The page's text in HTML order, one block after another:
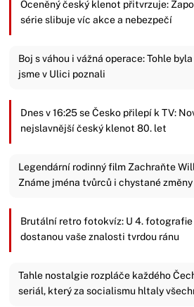
Oceněný český klenot přitvrzuje:
série slibuje víc akce a nebezpečí
Boj s váhou i vážná operace: Tohle
jsme v Ulici poznali
Dnes v 16:25 se Česko přilepí k TV:
nejslavnější český klenot 80. let
Legendární rodinný film Zachraňte
Známe jména tvůrců i chystané změny
Brutální retro fotokvíz: U 4. fotografie
dostanou vaše znalosti tvrdou ránu
Tahle nostalgie rozpláče každého
seriál, který za socialismu hltaly